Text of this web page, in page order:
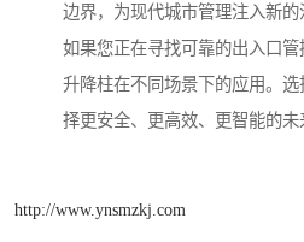
边界，为现代城市管理注入新的
如果您正在寻找可靠的出入口
升降柱在不同场景下的应用。
择更安全、更高效、更智能的未
http://www.ynsmzkj.com